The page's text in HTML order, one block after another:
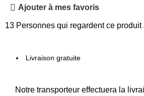
Ajouter à mes favoris
13 Personnes qui regardent ce produit
Livraison gratuite
Notre transporteur effectuera la